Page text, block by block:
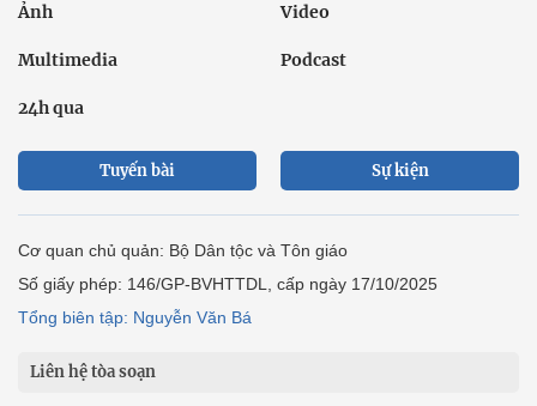
Ảnh Video
Multimedia Podcast
24h qua
Tuyến bài Sự kiện
Cơ quan chủ quản: Bộ Dân tộc và Tôn giáo
Số giấy phép: 146/GP-BVHTTDL, cấp ngày 17/10/2025
Tổng biên tập: Nguyễn Văn Bá
Liên hệ tòa soạn